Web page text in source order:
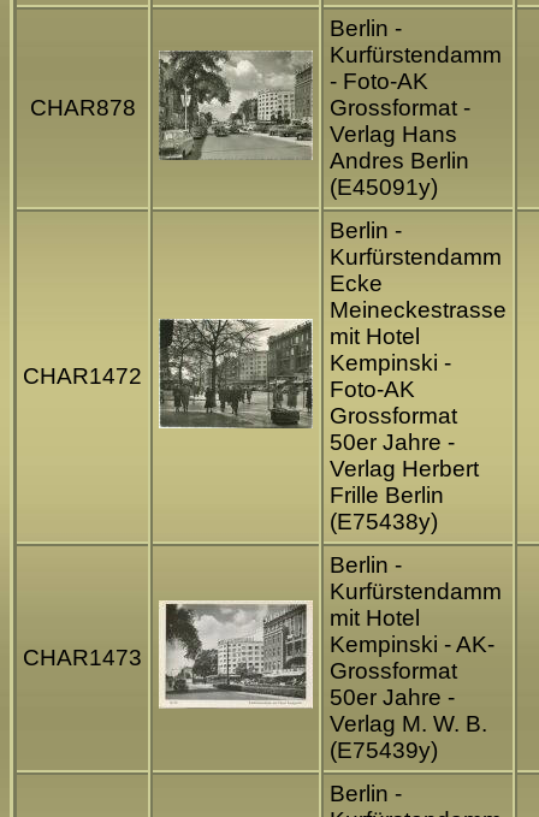
CHAR878
Berlin -
Kurfürstendamm
- Foto-AK
Grossformat -
Verlag Hans
Andres Berlin
(E45091y)
CHAR1472
Berlin -
Kurfürstendamm
Ecke
Meineckestrasse
mit Hotel
Kempinski -
Foto-AK
Grossformat
50er Jahre -
Verlag Herbert
Frille Berlin
(E75438y)
CHAR1473
Berlin -
Kurfürstendamm
mit Hotel
Kempinski - AK-
Grossformat
50er Jahre -
Verlag M. W. B.
(E75439y)
Berlin -